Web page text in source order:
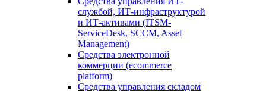
службой, ИТ-инфраструктурой
и ИТ-активами (ITSM-
ServiceDesk, SCCM, Asset
Management)
Средства электронной
коммерции (ecommerce
platform)
Средства управления складом